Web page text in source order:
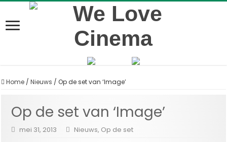
Home / Nieuws / Op de set van ‘Image’
Op de set van ‘Image’
mei 31, 2013 Nieuws, Op de set